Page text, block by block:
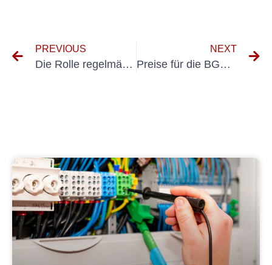
PREVIOUS
Die Rolle regelmäßiger Inspektionen bei der Unfallverhütung: Ein Leitfaden zum Testen fester Anlagen
NEXT
Preise für die BGV-A3-Prüfung verhandeln: So erhalten Sie das beste Preis-Leistungs-Verhältnis